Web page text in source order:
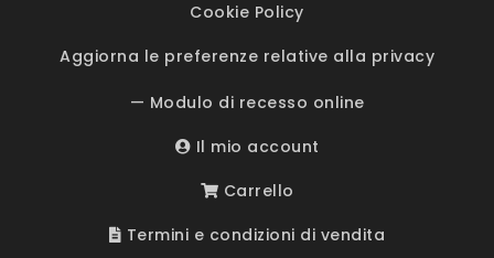
Cookie Policy
Aggiorna le preferenze relative alla privacy
— Modulo di recesso online
Il mio account
Carrello
Termini e condizioni di vendita